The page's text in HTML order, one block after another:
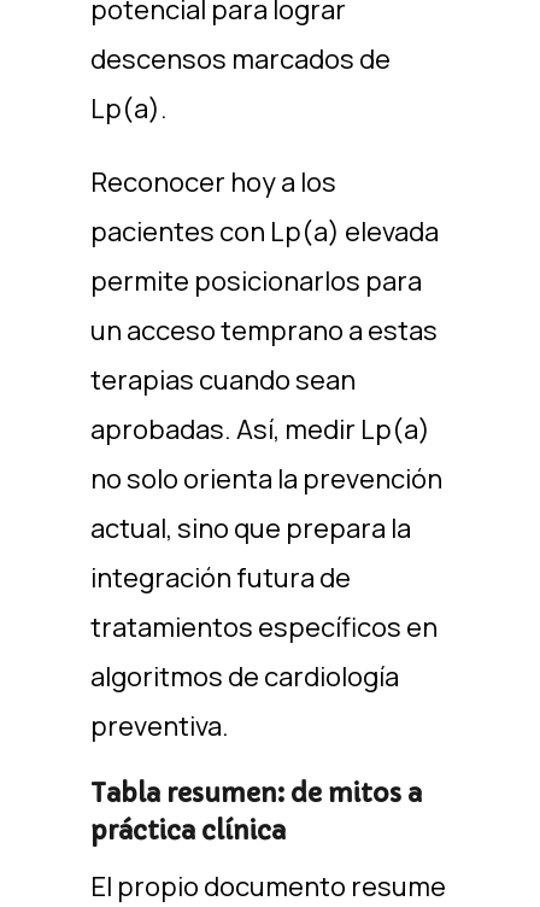
potencial para lograr
descensos marcados de
Lp(a). ​
Reconocer hoy a los
pacientes con Lp(a) elevada
permite posicionarlos para
un acceso temprano a estas
terapias cuando sean
aprobadas. Así, medir Lp(a)
no solo orienta la prevención
actual, sino que prepara la
integración futura de
tratamientos específicos en
algoritmos de cardiología
preventiva. ​
Tabla resumen: de mitos a
práctica clínica
El propio documento resume